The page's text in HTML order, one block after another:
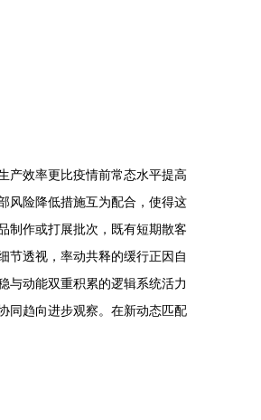
产效率更比疫情前常态水平提高
风险降低措施互为配合，使得这
制作或打展批次，既有短期散客
节透视，率动共释的缓行正因自
与动能双重积累的逻辑系统活力
同趋向进步观察。在新动态匹配